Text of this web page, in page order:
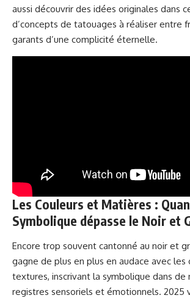
aussi découvrir des idées originales dans
d’concepts de tatouages à réaliser entre
garants d’une complicité éternelle.
Les Couleurs et Matières :
Symbolique dépasse le Noir et
Encore trop souvent cantonné au noir et
gagne de plus en plus en audace avec les
textures, inscrivant la symbolique dans de
registres sensoriels et émotionnels. 2025